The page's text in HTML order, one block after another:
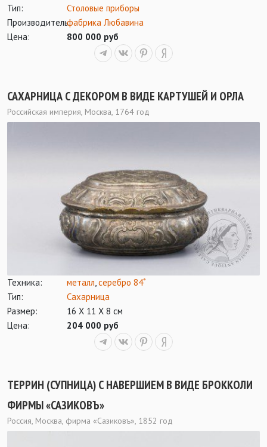
Тип:
Столовые приборы
Производитель:фабрика Любавина
Цена:
800 000 руб
САХАРНИЦА С ДЕКОРОМ В ВИДЕ КАРТУШЕЙ И ОРЛА
Российская империя, Москва, 1764 год
Техника: металл,серебро 84˚
Тип:
Сахарница
Размер:
16 Х 11 Х 8 см
Цена:
204 000 руб
ТЕРРИН (СУПНИЦА) С НАВЕРШИЕМ В ВИДЕ БРОККОЛИ
ФИРМЫ «САЗИКОВЪ»
Россия, Москва, фирма «Сазиковъ», 1852 год